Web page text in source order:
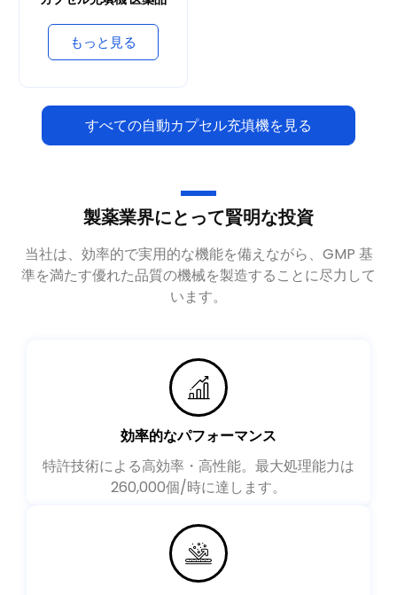
もっと見る
すべての自動カプセル充填機を見る
製薬業界にとって賢明な投資
当社は、効率的で実用的な機能を備えながら、GMP 基
準を満たす優れた品質の機械を製造することに尽力して
います。
効率的なパフォーマンス
特許技術による高効率・高性能。最大処理能力は
260,000個/時に達します。